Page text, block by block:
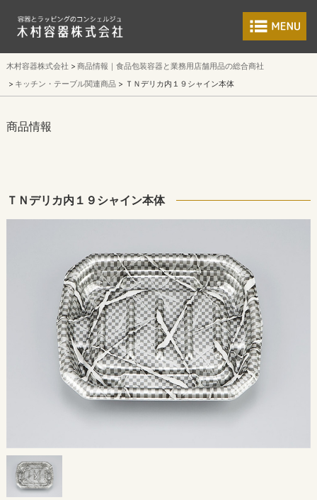
食品包装容器と
木村容器株式会社
商品情報｜食品包装容器と業務用店舗用品の総合商社
キッチン・テーブル関連商品
ＴＮデリカ内１９シャイン本体
商品情報
ＴＮデリカ内１９シャイン本体